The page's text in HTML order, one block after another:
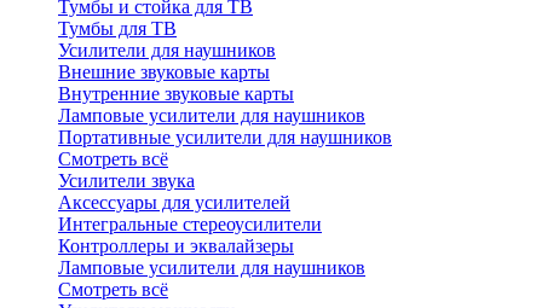
Тумбы и стойка для ТВ
Тумбы для ТВ
Усилители для наушников
Внешние звуковые карты
Внутренние звуковые карты
Ламповые усилители для наушников
Портативные усилители для наушников
Смотреть всё
Усилители звука
Аксессуары для усилителей
Интегральные стереоусилители
Контроллеры и эквалайзеры
Ламповые усилители для наушников
Смотреть всё